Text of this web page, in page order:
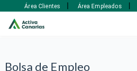
Bolsa de Empleo
Área Clientes | Área Empleados |